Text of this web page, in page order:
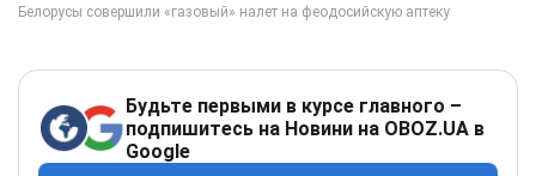
Будьте первыми в курсе главного –
подпишитесь на Новини на OBOZ.UA в
Google